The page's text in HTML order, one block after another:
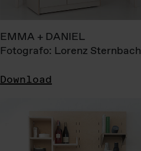
EMMA + DANIEL
Fotografo: Lorenz Sternbach
Download